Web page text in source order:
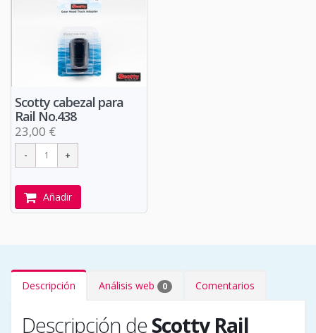
Scotty cabezal para
Rail No.438
23,00 €
Añadir
Descripción Análisis web 0 Comentarios
Descripción deScotty Rail